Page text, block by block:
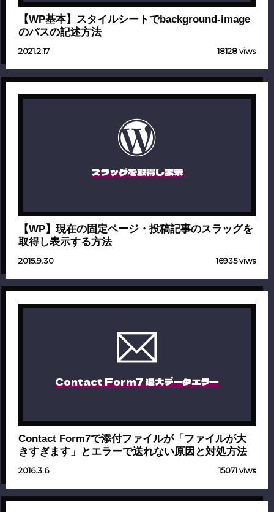
【WP基本】スタイルシートでbackground-image
のパスの記述方法
2021.2.17 18128 viws
スラッグを取得し表示
【WP】現在の固定ページ・投稿記事のスラッグを
取得し表示する方法
2015.9.30 16935 viws
Contact Form7 過大データエラー
Contact Form7で添付ファイルが「ファイルが大
きすぎます」とエラーで送れない原因と対処方法
2016.3.6 15071 viws